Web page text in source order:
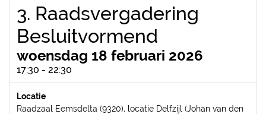
3. Raadsvergadering
Besluitvormend
woensdag 18 februari 2026
17:30 - 22:30
Locatie
Raadzaal Eemsdelta (9320), locatie Delfzijl (Johan van den